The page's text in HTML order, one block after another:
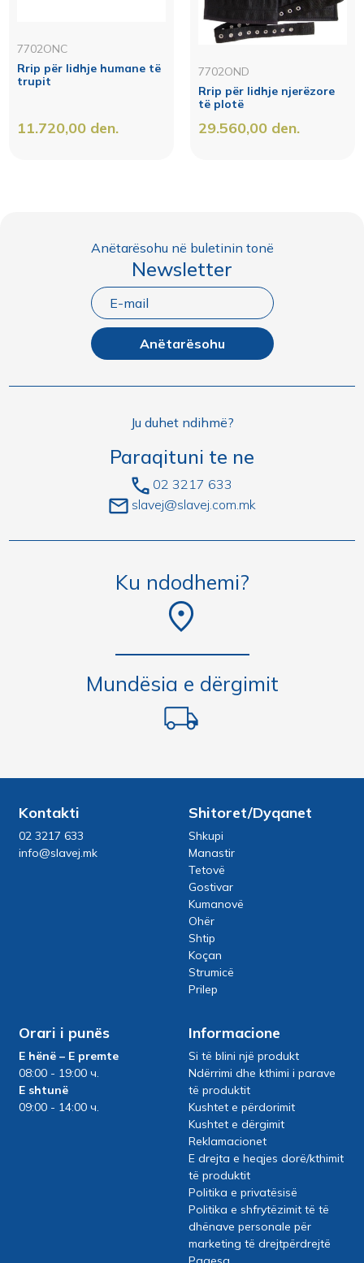
7702ONC
Rrip për lidhje humane të
trupit
11.720,00 den.
7702OND
Rrip për lidhje njerëzore
të plotë
29.560,00 den.
Anëtarësohu në buletinin tonë
Newsletter
Anëtarësohu
Ju duhet ndihmë?
Paraqituni te ne
02 3217 633
slavej@slavej.com.mk
Ku ndodhemi?
Mundësia e dërgimit
Kontakti
02 3217 633
info@slavej.mk
Shitoret/Dyqanet
Shkupi
Manastir
Tetovë
Gostivar
Kumanovë
Ohër
Shtip
Koçan
Strumicë
Prilep
Orari i punës
E hënë – E premte
08:00 - 19:00 ч.
E shtunë
09:00 - 14:00 ч.
Informacione
Si të blini një produkt
Ndërrimi dhe kthimi i parave
të produktit
Kushtet e përdorimit
Kushtet e dërgimit
Reklamacionet
E drejta e heqjes dorë/kthimit
të produktit
Politika e privatësisë
Politika e shfrytëzimit të të
dhënave personale për
marketing të drejtpërdrejtë